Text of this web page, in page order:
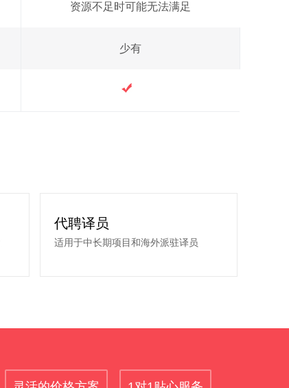
资源不足时可能无法满足
少有
代聘译员
适用于中长期项目和海外派驻译员